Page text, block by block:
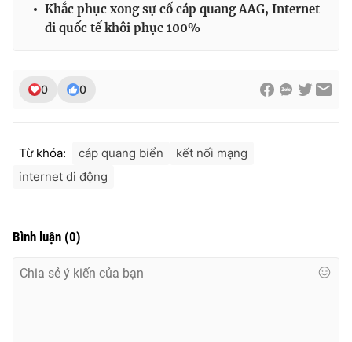
Tổng đài VTV:024.38 355 931 - 024.38 355 932
Ðiện thoại Thời báo VTV:024.66 897 897
Khắc phục xong sự cố cáp quang AAG, Internet
đi quốc tế khôi phục 100%
0 0
Từ khóa: cáp quang biển
kết nối mạng
internet di động
Bình luận (0)